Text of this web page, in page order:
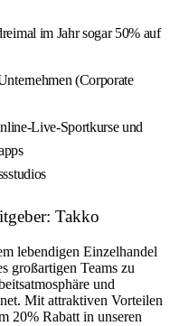
im Jahr sogar 50% auf
(Corporate
Live-Sportkurse und
Takko
lebendigen Einzelhandel
großartigen Teams zu
und
Mit attraktiven Vorteilen
20% Rabatt in unseren